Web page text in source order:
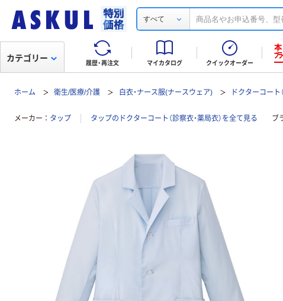
すべて
履歴・再注文 マイカタログ クイックオーダー
カテゴリー
ホーム 衛生/医療/介護 白衣・ナース服(ナースウェア) ドクターコート
メーカー タップ タップのドクターコート（診察衣・薬局衣）を全て見る ブ